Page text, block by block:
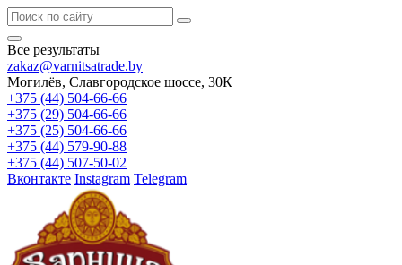
Все результаты
zakaz@varnitsatrade.by
Могилёв, Славгородское шоссе, 30К
+375 (44) 504-66-66
+375 (29) 504-66-66
+375 (25) 504-66-66
+375 (44) 579-90-88
+375 (44) 507-50-02
Вконтакте Instagram Telegram